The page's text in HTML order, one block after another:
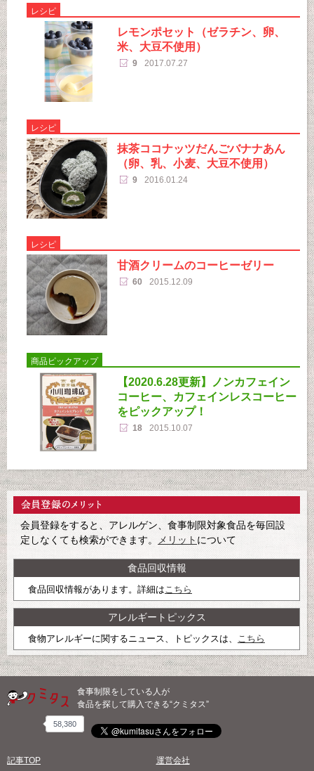
レシピ
レモンポセット（ゼラチン、卵、
米、大豆不使用）
9 2017.07.27
レシピ
抹茶ココナッツだんごバナナあん
（卵、乳、小麦、大豆不使用）
9 2016.01.24
レシピ
甘酒クリームのコーヒーゼリー
60 2015.12.09
商品ピックアップ
【2020.6.28更新】ノンカフェイン
コーヒー、カフェインレスコーヒー
をピックアップ！
18 2015.10.07
会員登録をすると、アレルゲン、食事制限対象食品を毎回設
定しなくても検索ができます。
メリット について
食品回収情報
食品回収情報があります。詳細はこちら
アレルギートピックス
食物アレルギーに関するニュース、トピックスは、 こちら
食事制限をしている人が
食品を探して購入できる“クミタス”
58,380
記事TOP 運営会社